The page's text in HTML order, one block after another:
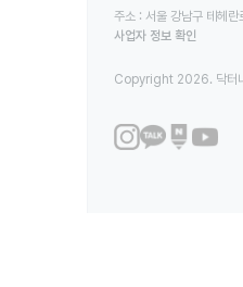
주소 : 서울 강남구 테헤
사업자 정보 확인
Copyright 2026. 닥터